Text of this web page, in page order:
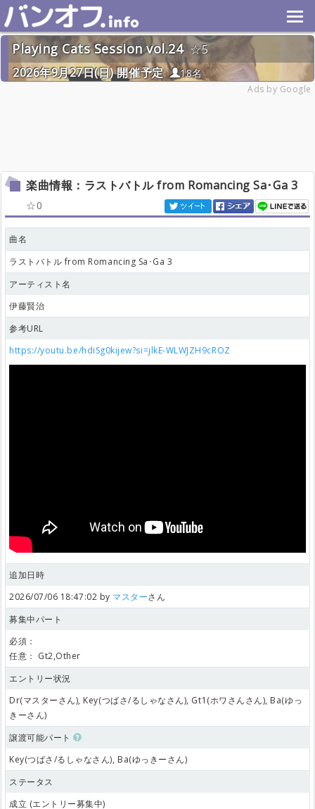
Playing Cats Session vol.24
5
2026年9月27日(日) 開催予定
18名
Ads by Google
楽曲情報：ラストバトル from Romancing Sa･Ga 3
0
曲名
ラストバトル from Romancing Sa･Ga 3
アーティスト名
伊藤賢治
参考URL
https://youtu.be/hdiSg0kijew?si=jlkE-WLWJZH9cROZ
追加日時
2026/07/06 18:47:02 by マスターさん
募集中パート
必須：
任意： Gt2,Other
エントリー状況
Dr(マスターさん), Key(つばさ/るしゃなさん), Gt1(ホワさんさん), Ba(ゆっ
きーさん)
譲渡可能パート
Key(つばさ/るしゃなさん), Ba(ゆっきーさん)
ステータス
成立 (エントリー募集中)